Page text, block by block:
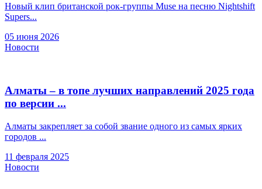
Новый клип британской рок-группы Muse на песню Nightshift
Supers...
05 июня 2026
Новости
Алматы – в топе лучших направлений 2025 года
по версии ...
Алматы закрепляет за собой звание одного из самых ярких
городов ...
11 февраля 2025
Новости